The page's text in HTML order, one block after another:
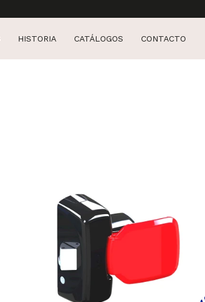
HISTORIA CATÁLOGOS CONTACTO